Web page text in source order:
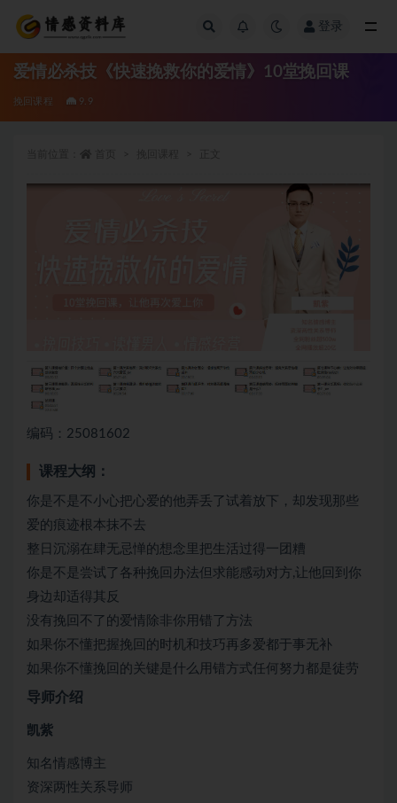
登录
爱情必杀技《快速挽救你的爱情》10堂挽回课
挽回课程 9.9
编码：25081602
课程大纲：
你是不是不小心把心爱的他弄丢了试着放下，却发现那些
爱的痕迹根本抹不去
整日沉溺在肆无忌惮的想念里把生活过得一团糟
你是不是尝试了各种挽回办法但求能感动对方,让他回到你
身边却适得其反
没有挽回不了的爱情除非你用错了方法
如果你不懂把握挽回的时机和技巧再多爱都于事无补
如果你不懂挽回的关键是什么用错方式任何努力都是徒劳
导师介绍
凯紫
知名情感博主
资深两性关系导师